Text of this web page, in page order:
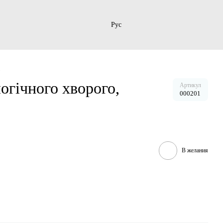
Рус
хворого, Артикул
000201
В желания